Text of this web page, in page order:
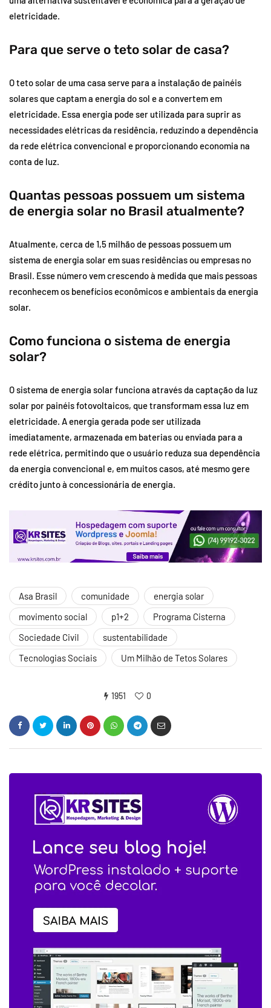
eletricidade.
Para que serve o teto solar de casa?
O teto solar de uma casa serve para a instalação de painéis
solares que captam a energia do sol e a convertem em
eletricidade. Essa energia pode ser utilizada para suprir as
necessidades elétricas da residência, reduzindo a dependência
da rede elétrica convencional e proporcionando economia na
conta de luz.
Quantas pessoas possuem um sistema
de energia solar no Brasil atualmente?
Atualmente, cerca de 1,5 milhão de pessoas possuem um
sistema de energia solar em suas residências ou empresas no
Brasil. Esse número vem crescendo à medida que mais pessoas
reconhecem os benefícios econômicos e ambientais da energia
solar.
Como funciona o sistema de energia
solar?
O sistema de energia solar funciona através da captação da luz
solar por painéis fotovoltaicos, que transformam essa luz em
eletricidade. A energia gerada pode ser utilizada
imediatamente, armazenada em baterias ou enviada para a
rede elétrica, permitindo que o usuário reduza sua dependência
da energia convencional e, em muitos casos, até mesmo gere
crédito junto à concessionária de energia.
Asa Brasil comunidade
energia solar
movimento social
p1+2
Programa Cisterna
Sociedade Civil
sustentabilidade
Tecnologias Sociais
Um Milhão de Tetos Solares
1951 0